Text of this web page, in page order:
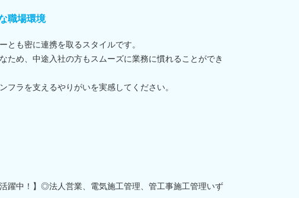
職場環境
とも密に連携を取るスタイルです。
ため、中途入社の方もスムーズに業務に慣れることができ
フラを支えるやりがいを実感してください。
躍中！】◎法人営業、電気施工管理、管工事施工管理いず